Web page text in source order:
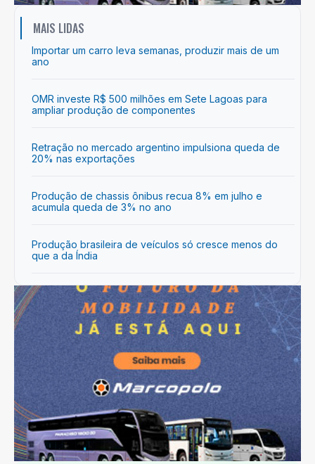
MAIS LIDAS
Importar um carro leva semanas, produzir mais de um
ano
OMR investe R$ 500 milhões em Sete Lagoas para
ampliar produção de componentes
Retração no mercado argentino impulsiona queda de
20% nas exportações
Produção de chassis ônibus recua 8% em julho e
acumula queda de 3% no ano
Produção brasileira de veículos só cresce menos do
que a da Índia